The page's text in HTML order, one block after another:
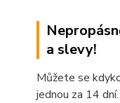
a slevy!
Můžete se
jednou za 14 dní.